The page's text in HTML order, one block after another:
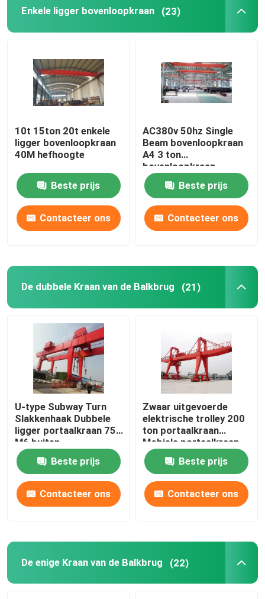
Enkele ligger bovenloopkraan (23)
10t 15ton 20t enkele
ligger bovenloopkraan
40M hefhoogte
Beste prijs
Contacteer ons
AC380v 50hz Single
Beam bovenloopkraan
A4 3 ton
bovenloopkraan
Beste prijs
Contacteer ons
De dubbele Kraan van de Balkbrug (21)
U-type Subway Turn
Slakkenhaak Dubbele
ligger portaalkraan 75t
M6 buiten
Beste prijs
Contacteer ons
Zwaar uitgevoerde
elektrische trolley 200
ton portaalkraan
Mobiele portaalkraan
30M heffen
Beste prijs
Contacteer ons
De enige Kraan van de Balkbrug (22)